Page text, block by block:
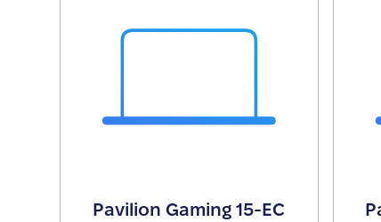
Pavilion Gaming 15-EC